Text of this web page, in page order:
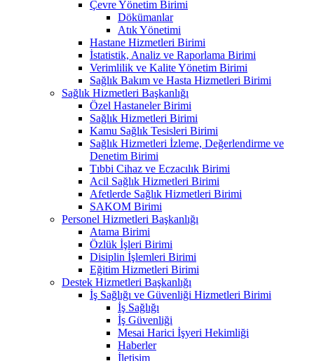
Çevre Yönetim Birimi
Dökümanlar
Atık Yönetimi
Hastane Hizmetleri Birimi
İstatistik, Analiz ve Raporlama Birimi
Verimlilik ve Kalite Yönetim Birimi
Sağlık Bakım ve Hasta Hizmetleri Birimi
Sağlık Hizmetleri Başkanlığı
Özel Hastaneler Birimi
Sağlık Hizmetleri Birimi
Kamu Sağlık Tesisleri Birimi
Sağlık Hizmetleri İzleme, Değerlendirme ve
Denetim Birimi
Tıbbi Cihaz ve Eczacılık Birimi
Acil Sağlık Hizmetleri Birimi
Afetlerde Sağlık Hizmetleri Birimi
SAKOM Birimi
Personel Hizmetleri Başkanlığı
Atama Birimi
Özlük İşleri Birimi
Disiplin İşlemleri Birimi
Eğitim Hizmetleri Birimi
Destek Hizmetleri Başkanlığı
İş Sağlığı ve Güvenliği Hizmetleri Birimi
İş Sağlığı
İş Güvenliği
Mesai Harici İşyeri Hekimliği
Haberler
İletişim